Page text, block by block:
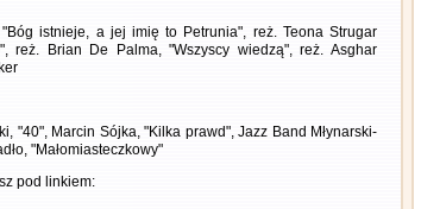
istnieje, a jej imię to Petrunia", reż. Teona Strugar
reż. Brian De Palma, "Wszyscy wiedzą", reż. Asghar
"40", Marcin Sójka, "Kilka prawd", Jazz Band Młynarski-
"Małomiasteczkowy"
pod linkiem: